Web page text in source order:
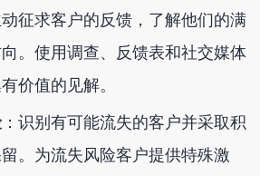
征求客户的反馈，了解他们的满
。使用调查、反馈表和社交媒体
价值的见解。
：识别有可能流失的客户并采取积
。为流失风险客户提供特殊激